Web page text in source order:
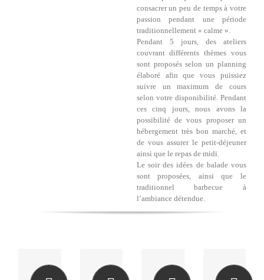
consacrer un peu de temps à votre
passion pendant une période
traditionnellement « calme ».
Pendant 5 jours, des ateliers
couvrant différents thèmes vous
sont proposés selon un planning
élaboré afin que vous puissiez
suivre un maximum de cours
selon votre disponibilité. Pendant
ces cinq jours, nous avons la
possibilité de vous proposer un
hébergement très bon marché, et
de vous assurer le petit-déjeuner
ainsi que le repas de midi.
Le soir des idées de balade vous
sont proposées, ainsi que le
traditionnel barbecue à
l’ambiance détendue.
Animateurs
stages
ISSOUDUN
Participer